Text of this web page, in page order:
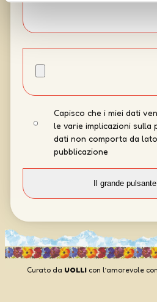
Capisco che i miei dati
le varie implicazioni sulla
dati non comporta da
pubblicazione
Curato da UOLLIcon l’amorevole